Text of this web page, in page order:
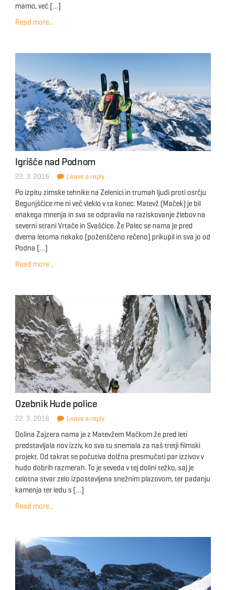
mamo, več […]
Read more...
Igrišče nad Podnom
22. 3. 2016 Leave a reply
Po izpitu zimske tehnike na Zelenici in trumah ljudi proti osrčju
Begunjščice me ni več vleklo v ta konec. Matevž (Maček) je bil
enakega mnenja in sva se odpravila na raziskovanje žlebov na
severni strani Vrtače in Svaščice. Že Palec se nama je pred
dvema letoma nekako (poženščeno rečeno) prikupil in sva jo od
Podna […]
Read more...
Ozebnik Hude police
22. 3. 2016 Leave a reply
Dolina Zajzera nama je z Matevžem Mačkom že pred leti
predstavljala nov izziv, ko sva tu snemala za naš tretji filmski
projekt. Od takrat se počutiva dolžna presmučati par izzivov v
hudo dobrih razmerah. To je seveda v tej dolini težko, saj je
celotna stvar zelo izpostavljena snežnim plazovom, ter padanju
kamenja ter ledu s […]
Read more...